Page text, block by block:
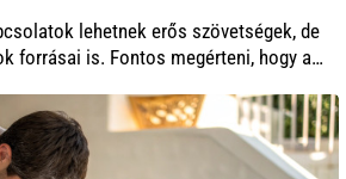
lehetnek erős szövetségek, de
forrásai is. Fontos megérteni, hogy a